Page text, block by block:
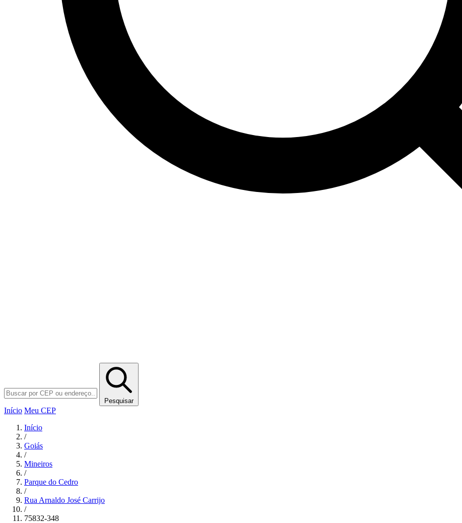
Pesquisar
Início Meu CEP
Início
/
Goiás
/
Mineiros
/
Parque do Cedro
/
Rua Arnaldo José Carrijo
/
75832-348